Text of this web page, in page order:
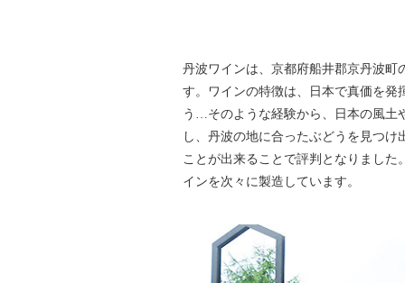
丹波ワインは、京都府船井郡京丹波町
す。ワインの特徴は、日本で真価を発
う…そのような経験から、日本の風土
し、丹波の地に合ったぶどうを見つ
ことが出来ることで評判となりまし
インを次々に製造しています。